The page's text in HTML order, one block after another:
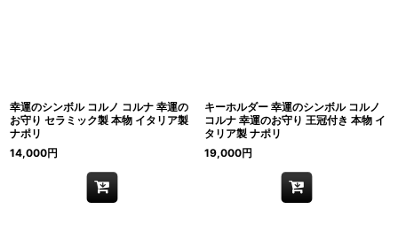
幸運のシンボル コルノ コルナ 幸運の
お守り セラミック製 本物 イタリア製
ナポリ
14,000円
キーホルダー 幸運のシンボル コルノ
コルナ 幸運のお守り 王冠付き 本物 イ
タリア製 ナポリ
19,000円